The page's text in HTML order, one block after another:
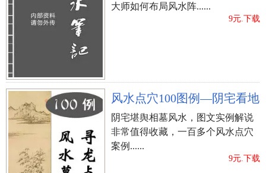
大师如何布局风水阵......
9元.下载
风水点穴100图例—阴宅看地
阴宅堪舆相墓风水，图文实例解说
非常值得收藏，一百多个风水点穴
案例......
9元.下载